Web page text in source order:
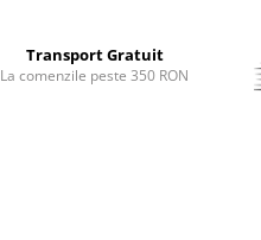
Transport Gratuit
La comenzile peste 350 RON